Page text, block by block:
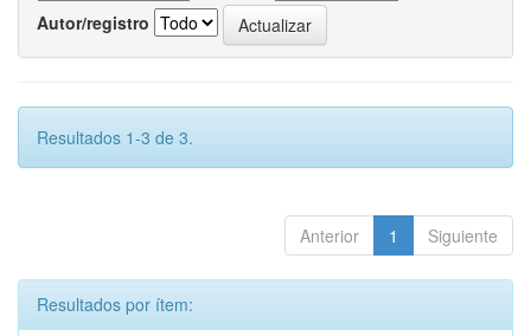
Autor/registro
Resultados 1-3 de 3.
Anterior 1 Siguiente
Resultados por ítem: